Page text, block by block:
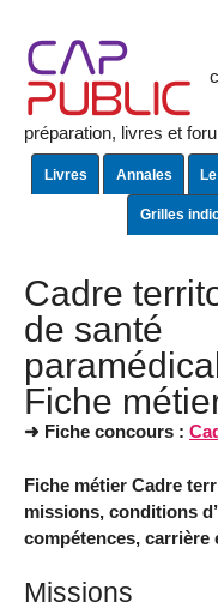
préparation, livres et
Annales
Livres
Grilles
Cadre
de santé
Fiche
➜ Fiche concours :
Fiche métier Cadre
missions, conditions
compétences, carrière
Missions